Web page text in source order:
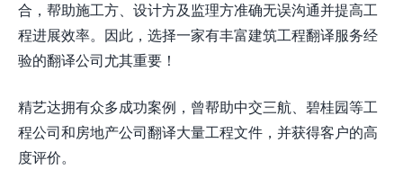
合，帮助施工方、设计方及监理方准确无误沟通并提高工
程进展效率。因此，选择一家有丰富建筑工程翻译服务经
验的翻译公司尤其重要！
精艺达拥有众多成功案例，曾帮助中交三航、碧桂园等工
程公司和房地产公司翻译大量工程文件，并获得客户的高
度评价。